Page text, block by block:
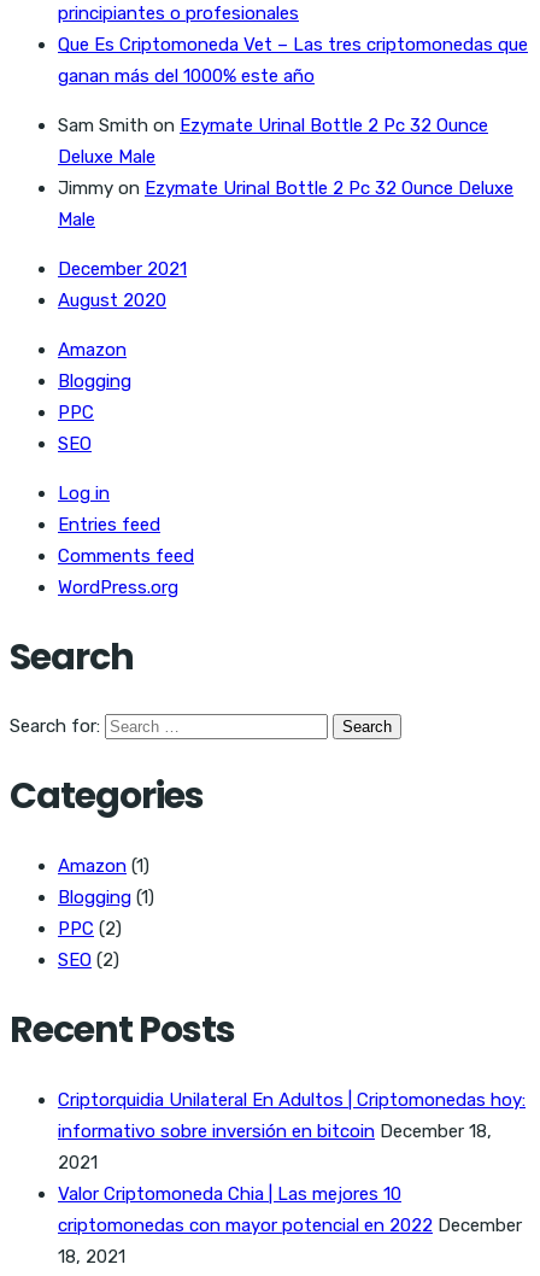
principiantes o profesionales
Que Es Criptomoneda Vet – Las tres criptomonedas que
ganan más del 1000% este año
Sam Smith on Ezymate Urinal Bottle 2 Pc 32 Ounce
Deluxe Male
Jimmy on Ezymate Urinal Bottle 2 Pc 32 Ounce Deluxe
Male
December 2021
August 2020
Amazon
Blogging
PPC
SEO
Log in
Entries feed
Comments feed
WordPress.org
Search
Search for:
Categories
Amazon (1)
Blogging (1)
PPC (2)
SEO (2)
Recent Posts
Criptorquidia Unilateral En Adultos | Criptomonedas hoy:
informativo sobre inversión en bitcoin December 18,
2021
Valor Criptomoneda Chia | Las mejores 10
criptomonedas con mayor potencial en 2022 December
18, 2021